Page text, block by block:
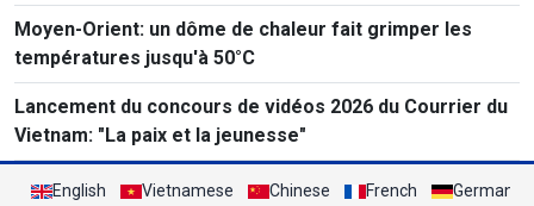
Moyen-Orient: un dôme de chaleur fait grimper les
températures jusqu'à 50°C
Lancement du concours de vidéos 2026 du Courrier du
Vietnam: "La paix et la jeunesse"
English Vietnamese Chinese French German